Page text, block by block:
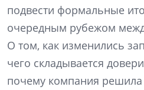
подвести формальные
очередным рубежом
О том, как изменились
чего складывается
почему компания решила